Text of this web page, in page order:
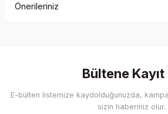
Önerileriniz
Görüş ve önerileriniz için teşekkür ederiz.
Ürün resmi kalitesiz, bozuk veya
Bültene Kayıt
E-bülten listemize kaydolduğunuzda,
sizin haberiniz olur.